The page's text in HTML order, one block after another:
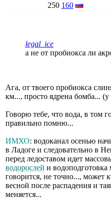
250 160
legal_ice
а не от пробиокса ли
Ага, от твоего пробиокса
км..., просто ядрена бомба...
Говорю тебе, что вода, в том
правильно помню...
ИМХО: водоканал осенью
в Ладоге и следовательно в
перед ледоставом идет
водорослей и водоподготовка
говорится, не точно..., может
весной после распадения и
меняется...